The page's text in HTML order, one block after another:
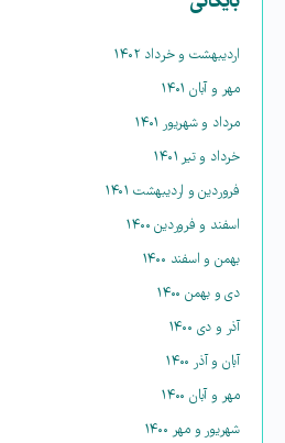
اردیبهشت و خرداد ۱۴۰۲
مهر و آبان ۱۴۰۱
مرداد و شهریور ۱۴۰۱
خرداد و تیر ۱۴۰۱
فروردین و اردیبهشت ۱۴۰۱
اسفند و فروردین ۱۴۰۰
بهمن و اسفند ۱۴۰۰
دی و بهمن ۱۴۰۰
آذر و دی ۱۴۰۰
آبان و آذر ۱۴۰۰
مهر و آبان ۱۴۰۰
شهریور و مهر ۱۴۰۰